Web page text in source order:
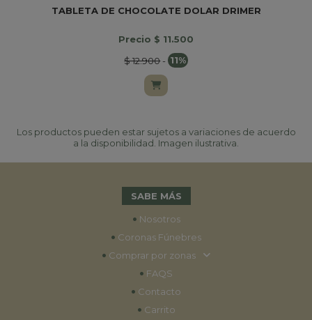
TABLETA DE CHOCOLATE DOLAR DRIMER
Precio $ 11.500
$ 12.900- 11%
Los productos pueden estar sujetos a variaciones de acuerdo
a la disponibilidad. Imagen ilustrativa.
SABE MÁS
• Nosotros
• Coronas Fúnebres
• Comprar por zonas
• FAQS
• Contacto
• Carrito